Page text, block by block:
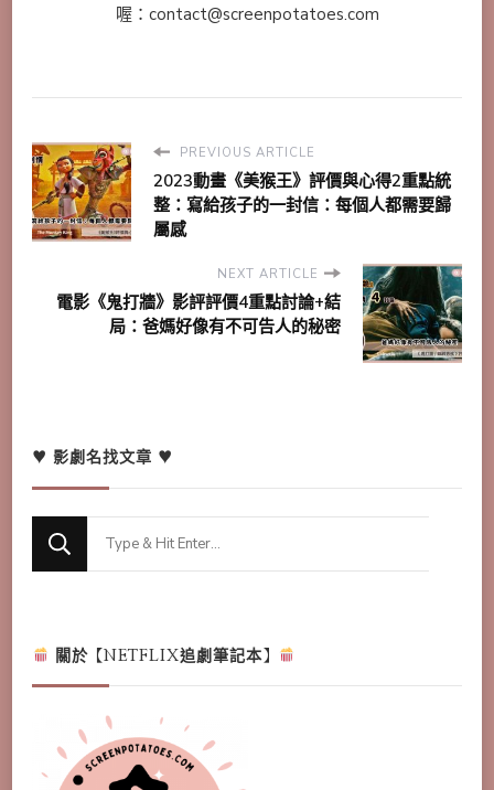
喔：contact@screenpotatoes.com
PREVIOUS ARTICLE
2023動畫《美猴王》評價與心得2重點統
整：寫給孩子的一封信：每個人都需要歸
屬感
NEXT ARTICLE
電影《鬼打牆》影評評價4重點討論+結
局：爸媽好像有不可告人的秘密
♥ 影劇名找文章 ♥
關於【NETFLIX追劇筆記本】